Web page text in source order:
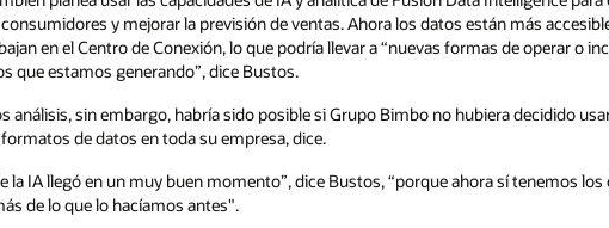
y mejorar la previsión de ventas. Ahora los datos están más
en el Centro de Conexión, lo que podría llevar a “nuevas formas de operar o
que estamos generando”, dice Bustos.
análisis, sin embargo, habría sido posible si Grupo Bimbo no hubiera decidido
de datos en toda su empresa, dice.
la IA llegó en un muy buen momento”, dice Bustos, “porque ahora sí tenemos
de lo que lo hacíamos antes".